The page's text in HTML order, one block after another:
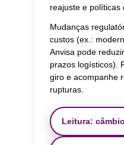
reajuste e políticas
Mudanças
custos (ex.:
Anvisa pode
prazos logísticos).
giro e acompanhe
rupturas.
Leitura: